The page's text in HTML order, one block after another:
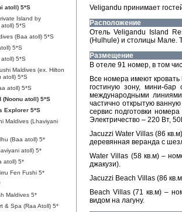
atoll) 5*S
Island by
5*S
(Baa atoll) 5*S
5*S
5*S
Maldives (ex. Hilton
atoll) 5*S
atoll) 5*S
(Noonu atoll) 5*S
Explorer 5*S
Maldives (Lhaviyani
(Baa atoll) 5*
atoll) 5*
atoll) 5*
Fen Fushi 5*
Maldives 5*
& Spa (Raa Atoll) 5*
Veligandu принимает
Расположение
Отель Veligandu Island
(Hulhule) и столицы Мале.
Размещение
В отеле 91 номер, в том
Все номера имеют
гостиную зону, мини-
международными
частично открытую
сервис подготовки
Электричество – 220 Вт,
Jacuzzi Water Villas (86
деревянная веранда с
Water Villas (58 кв.м) –
джакузи).
Jacuzzi Beach Villas (86
Beach Villas (71 кв.м) –
видом на лагуну.